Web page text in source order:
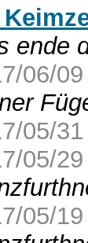
ende
06/09
05/31
05/29
05/19